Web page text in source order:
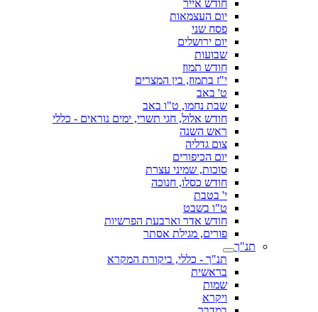
חודש אייר
יום העצמאות
פסח שני
יום ירושלים
שבועות
חודש תמוז
י"ז בתמוז, בין המצרים
ט' באב
שבת נחמו, ט"ו באב
חודש אלול, חגי תשרי, ימים נוראים - כללי
ראש השנה
צום גדליה
יום הכיפורים
סוכות, שמיני עצרת
חודש כסלו, חנוכה
י' בטבת
ט"ו בשבט
חודש אדר וארבעת הפרשיות
פורים, מגילת אסתר
תנ"ך
תנ"ך - כללי, ביקורת המקרא
בראשית
שמות
ויקרא